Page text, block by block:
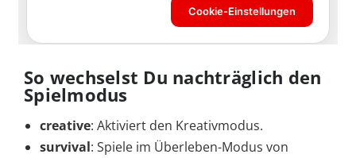
So wechselst Du nachträglich den
Spielmodus
creative: Aktiviert den Kreativmodus.
survival: Spiele im Überleben-Modus von